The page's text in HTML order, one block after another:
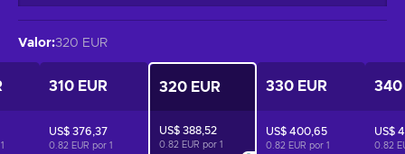
Valor:320 EUR
1
310 EUR
US$ 376,37
0.82 EUR por 1
320 EUR
US$ 388,52
0.82 EUR por 1
330 EUR
US$ 400,65
0.82 EUR por 1
340
US$
0.82